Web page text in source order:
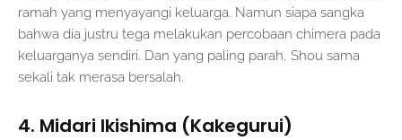
ramah yang menyayangi keluarga. Namun siapa sangka
bahwa dia justru tega melakukan percobaan chimera pada
keluarganya sendiri. Dan yang paling parah, Shou sama
sekali tak merasa bersalah.
4. Midari Ikishima (Kakegurui)